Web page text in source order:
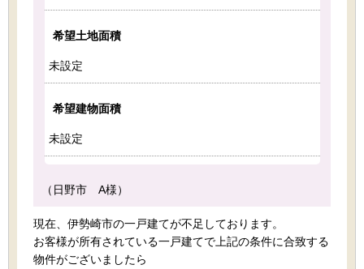
希望土地面積
未設定
希望建物面積
未設定
（日野市 A様）
現在、伊勢崎市の一戸建てが不足しております。
お客様が所有されている一戸建てで上記の条件に合致する
物件がございましたら